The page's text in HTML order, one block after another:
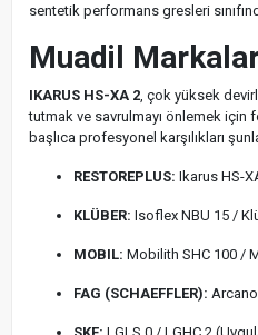
sentetik performans gresleri
Muadil
IKARUS HS-XA 2, çok yüksek
tutmak ve savrulmayı önlemek
başlıca profesyonel karşılıkları
RESTOREPLUS: Ikarus HS-
KLÜBER: Isoflex NBU 15 /
MOBIL: Mobilith SHC 100 /
FAG (SCHAEFFLER):